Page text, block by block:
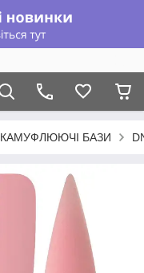
КАМУФЛЮЮЧІ БАЗИ